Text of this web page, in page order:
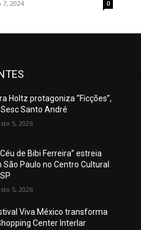
2024 0
Holtz protagoniza “Ficções”,
Santo André
5, 2026
Céu de Bibi Ferreira” estreia
São Paulo no Centro Cultural
5, 2026
Viva México transforma
Center Interlar